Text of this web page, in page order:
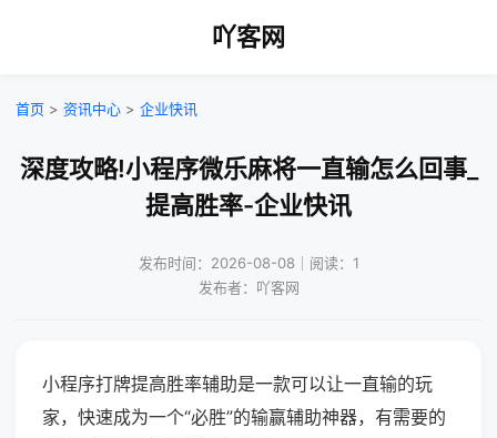
吖客网
首页 > 资讯中心 > 企业快讯
深度攻略!小程序微乐麻将一直输怎么回事_
提高胜率-企业快讯
发布时间：2026-08-08｜阅读：1
发布者：吖客网
小程序打牌提高胜率辅助是一款可以让一直输的玩
家，快速成为一个“必胜”的输赢辅助神器，有需要的